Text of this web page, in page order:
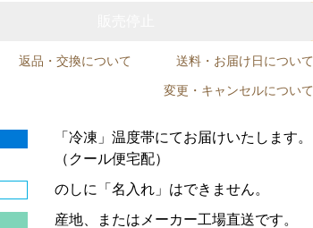
返品・交換について 送料・お届け日について
変更・キャンセルについて
「冷凍」温度帯にてお届けいたします。
（クール便宅配）
のしに「名入れ」はできません。
産地、またはメーカー工場直送です。